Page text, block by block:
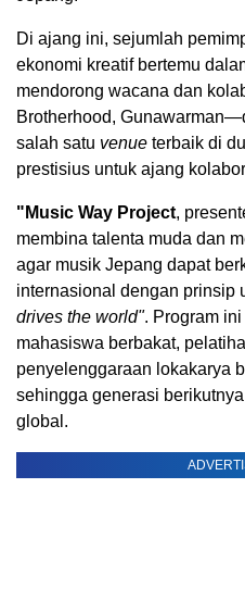
Di ajang ini, sejumlah
ekonomi kreatif bertemu
mendorong wacana dan
Brotherhood,
salah satu venue terbaik di
prestisius untuk ajang
"Music Way Project,
membina talenta muda dan
agar musik Jepang dapat
internasional dengan prinsip
drives the world". Program
mahasiswa berbakat,
penyelenggaraan lokakarya
sehingga generasi
global.